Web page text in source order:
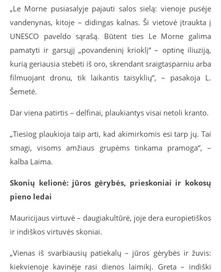
„Le Morne pusiasalyje pajauti salos sielą: vienoje pusėje
vandenynas, kitoje – didingas kalnas. Ši vietovė įtraukta į
UNESCO paveldo sąrašą. Būtent ties Le Morne galima
pamatyti ir garsųjį „povandeninį krioklį“ – optinę iliuziją,
kurią geriausia stebėti iš oro, skrendant sraigtasparniu arba
filmuojant dronu, tik laikantis taisyklių“, – pasakoja L.
Šemetė.
Dar viena patirtis – delfinai, plaukiantys visai netoli kranto.
„Tiesiog plaukioja taip arti, kad akimirkomis esi tarp jų. Tai
smagi, visoms amžiaus grupėms tinkama pramoga“, –
kalba Laima.
Skonių kelionė: jūros gėrybės, prieskoniai ir kokosų
pieno ledai
Mauricijaus virtuvė – daugiakultūrė, joje dera europietiškos
ir indiškos virtuvės skoniai.
„Vienas iš svarbiausių patiekalų – jūros gėrybės ir žuvis:
kiekvienoje kavinėje rasi dienos laimikį. Greta – indiški